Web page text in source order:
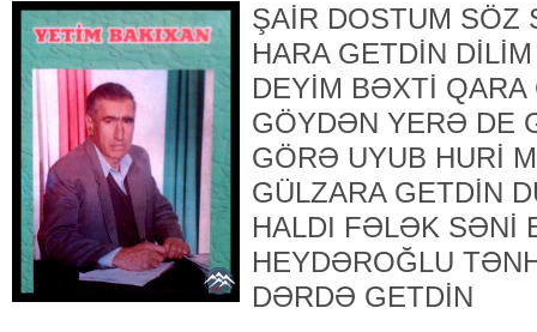
ŞAİR DOSTUM SÖZ
HARA GETDİN
DEYİM BƏXTİ
GÖYDƏN YERƏ DE
GÖRƏ UYUB HURİ
GÜLZARA GETDİN
HALDI FƏLƏK SƏNİ
HEYDƏROĞLU
DƏRDƏ GETDİN